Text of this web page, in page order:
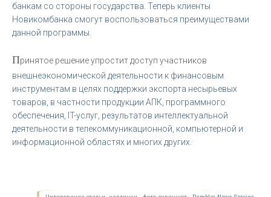
банкам со стороны государства. Теперь клиенты
Новикомбанка смогут воспользоваться преимуществами
данной программы.
Принятое решение упростит доступ участников
внешнеэкономической деятельности к финансовым
инструментам в целях поддержки экспорта несырьевых
товаров, в частности продукции АПК, программного
обеспечения, IT-услуг, результатов интеллектуальной
деятельности в телекоммуникационной, компьютерной и
информационной областях и многих других.